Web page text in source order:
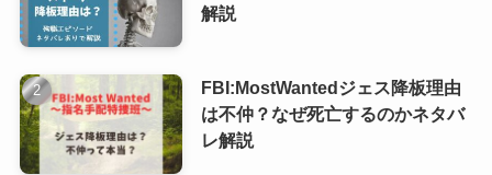
解説
FBI:MostWantedジェス降板理由
は不仲？なぜ死亡するのかネタバ
レ解説